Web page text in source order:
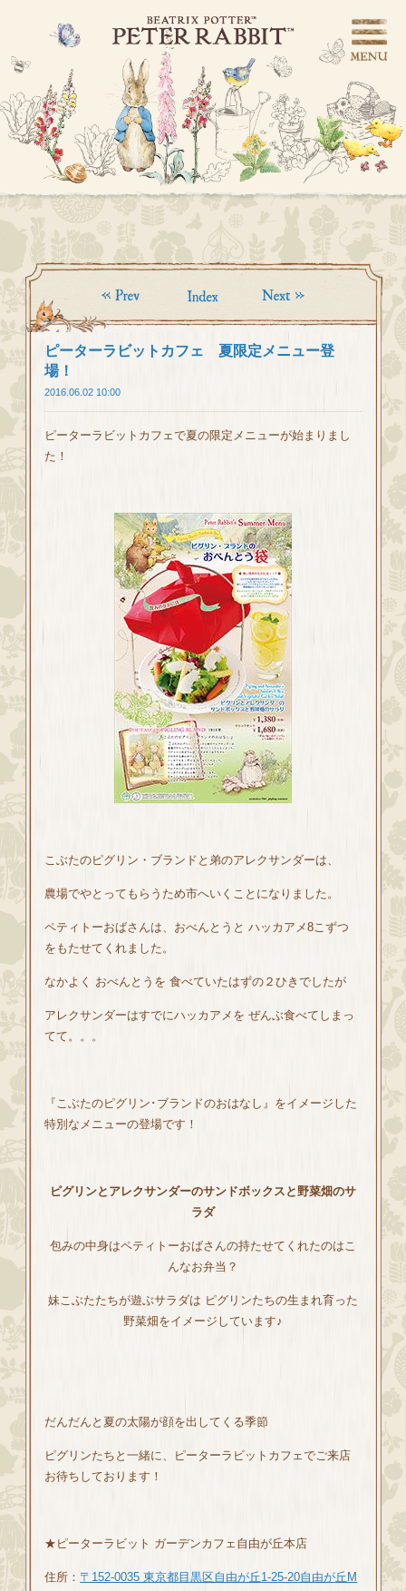
ピーターラビットカフェ 夏限定メニュー登
場！
2016.06.02 10:00
ピーターラビットカフェで夏の限定メニューが始まりまし
た！
こぶたのピグリン・ブランドと弟のアレクサンダーは、
農場でやとってもらうため市へいくことになりました。
ペティトーおばさんは、おべんとうと ハッカアメ8こずつ
をもたせてくれました。
なかよく おべんとうを 食べていたはずの２ひきでしたが
アレクサンダーはすでにハッカアメを ぜんぶ食べてしまっ
てて。。。
『こぶたのピグリン･ブランドのおはなし』をイメージした
特別なメニューの登場です！
ピグリンとアレクサンダーのサンドボックスと野菜畑のサ
ラダ
包みの中身はペティトーおばさんの持たせてくれたのはこ
んなお弁当？
妹こぶたたちが遊ぶサラダは ピグリンたちの生まれ育った
野菜畑をイメージしています♪
だんだんと夏の太陽が顔を出してくる季節
ピグリンたちと一緒に、ピーターラビットカフェでご来店
お待ちしております！
★ピーターラビット ガーデンカフェ自由が丘本店
住所：〒152-0035 東京都目黒区自由が丘1-25-20自由が丘M